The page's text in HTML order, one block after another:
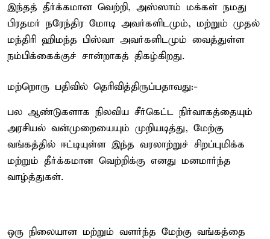
இந்தத் தீர்க்கமான வெற்றி, அஸ்ஸாம் மக்கள் நமது
பிரதமர் நரேந்திர மோடி அவர்களிடமும், மற்றும் முதல்
மந்திரி ஹிமந்த பிஸ்வா அவர்களிடமும் வைத்துள்ள
நம்பிக்கைக்குச் சான்றாகத் திகழ்கிறது.
மற்றொரு பதிவில் தெரிவித்திருப்பதாவது:-
பல ஆண்டுகளாக நிலவிய சீர்கெட்ட நிர்வாகத்தையும்
அரசியல் வன்முறையையும் முறியடித்து, மேற்கு
வங்கத்தில் ஈட்டியுள்ள இந்த வரலாற்றுச் சிறப்புமிக்க
மற்றும் தீர்க்கமான வெற்றிக்கு எனது மனமார்ந்த
வாழ்த்துகள்.
ஒரு நிலையான மற்றும் வளர்ந்த மேற்கு வங்கத்தை